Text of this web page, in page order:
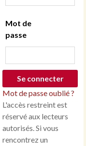
Mot de
passe
Mot de passe oublié ?
L'accès restreint est
réservé aux lecteurs
autorisés. Si vous
rencontrez un